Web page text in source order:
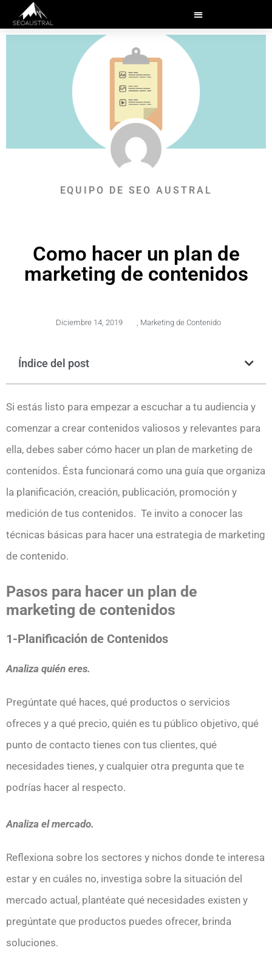
EQUIPO DE SEO AUSTRAL
Como hacer un plan de
marketing de contenidos
Diciembre 14, 2019 , Marketing de Contenido
Índice del post
Si estás listo para empezar a escuchar a tu audiencia y
comenzar a crear contenidos valiosos y relevantes para
ella, debes saber cómo hacer un plan de marketing de
contenidos. Ésta funcionará como una guía que organiza
la planificación, creación, publicación, promoción y
medición de tus contenidos. Te invito a conocer las
técnicas básicas para hacer una estrategia de marketing
de contenido.
Pasos para hacer un plan de
marketing de contenidos
1-Planificación de Contenidos
Analiza quién eres.
Pregúntate qué haces, qué productos o servicios
ofreces y a qué precio, quién es tu público objetivo, qué
punto de contacto tienes con tus clientes, qué
necesidades tienes, y cualquier otra pregunta que te
podrías hacer al respecto.
Analiza el mercado.
Reflexiona sobre los sectores y nichos donde te interesa
estar y en cuáles no, investiga sobre la situación del
mercado actual, plantéate qué necesidades existen y
pregúntate que productos puedes ofrecer, brinda
soluciones.